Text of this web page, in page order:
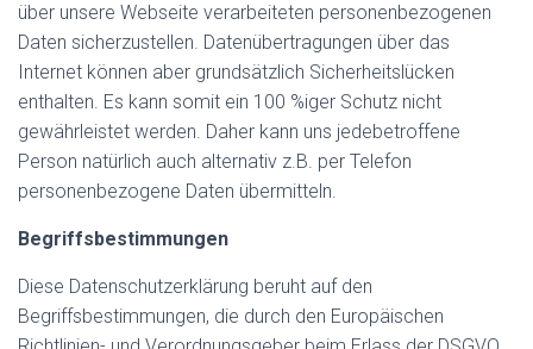
über unsere Webseite verarbeiteten personenbezogenen
Daten sicherzustellen. Datenübertragungen über das
Internet können aber grundsätzlich Sicherheitslücken
enthalten. Es kann somit ein 100 %iger Schutz nicht
gewährleistet werden. Daher kann uns jedebetroffene
Person natürlich auch alternativ z.B. per Telefon
personenbezogene Daten übermitteln.
Begriffsbestimmungen
Diese Datenschutzerklärung beruht auf den
Begriffsbestimmungen, die durch den Europäischen